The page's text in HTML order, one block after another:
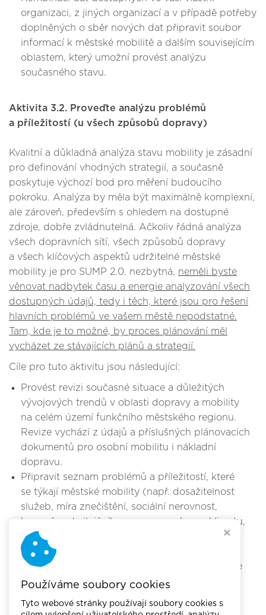
organizaci, z jiných organizací a v případě potřeby
doplněných o sběr nových dat připravit soubor
informací k městské mobilitě a dalším souvisejícím
oblastem, který umožní provést analýzu
současného stavu.
Aktivita 3.2. Proveďte analýzu problémů
a příležitostí (u všech způsobů dopravy)
Kvalitní a důkladná analýza stavu mobility je zásadní
pro definování vhodných strategií, a současně
poskytuje výchozí bod pro měření budoucího
pokroku. Analýza by měla být maximálně komplexní,
ale zároveň, především s ohledem na dostupné
zdroje, dobře zvládnutelná. Ačkoliv řádná analýza
všech dopravních sítí, všech způsobů dopravy
a všech klíčových aspektů udržitelné městské
mobility je pro SUMP 2.0. nezbytná, neměli byste
věnovat nadbytek času a energie analyzování všech
dostupných údajů, tedy i těch, které jsou pro řešení
hlavních problémů ve vašem městě nepodstatné.
Tam, kde je to možné, by proces plánování měl
vycházet ze stávajících plánů a strategií.
Cíle pro tuto aktivitu jsou následující:
Provést revizi současné situace a důležitých
vývojových trendů v oblasti dopravy a mobility
na celém území funkčního městského regionu.
Revize vychází z údajů a příslušných plánovacích
dokumentů pro osobní mobilitu i nákladní
dopravu.
Připravit seznam problémů a příležitostí, které
se týkají městské mobility (např. dosažitelnost
služeb, míra znečištění, sociální nerovnost,
bezpečnost silničního provozu, ochrana klimatu,
vzorce využití půdy, odolnost dopravních sítí).
Identifikovat klíčové problémy, na jejichž řešení
bude váš SUMP 2.0. zaměřen, a seřadit je podle
priorit.
Používáme soubory cookies
Tyto webové stránky používají soubory cookies s